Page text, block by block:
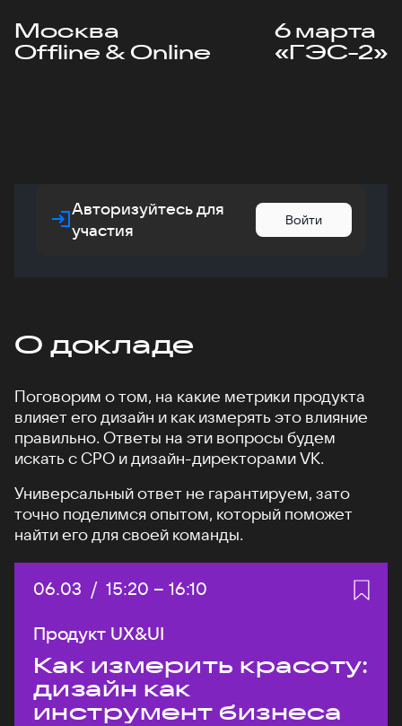
Москва
Offline & Online
6 марта
«ГЭС-2»
Авторизуйтесь для
участия
Войти
О докладе
Поговорим о том, на какие метрики продукта
влияет его дизайн и как измерять это влияние
правильно. Ответы на эти вопросы будем
искать с CPO и дизайн-директорами VK.
Универсальный ответ не гарантируем, зато
точно поделимся опытом, который поможет
найти его для своей команды.
Дата:
06.03 / Начало:
15:20 – Конец:
16:10
Продукт UX&UI
Как измерить красоту:
дизайн как
инструмент бизнеса